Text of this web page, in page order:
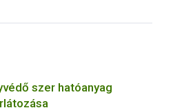
szer hatóanyag